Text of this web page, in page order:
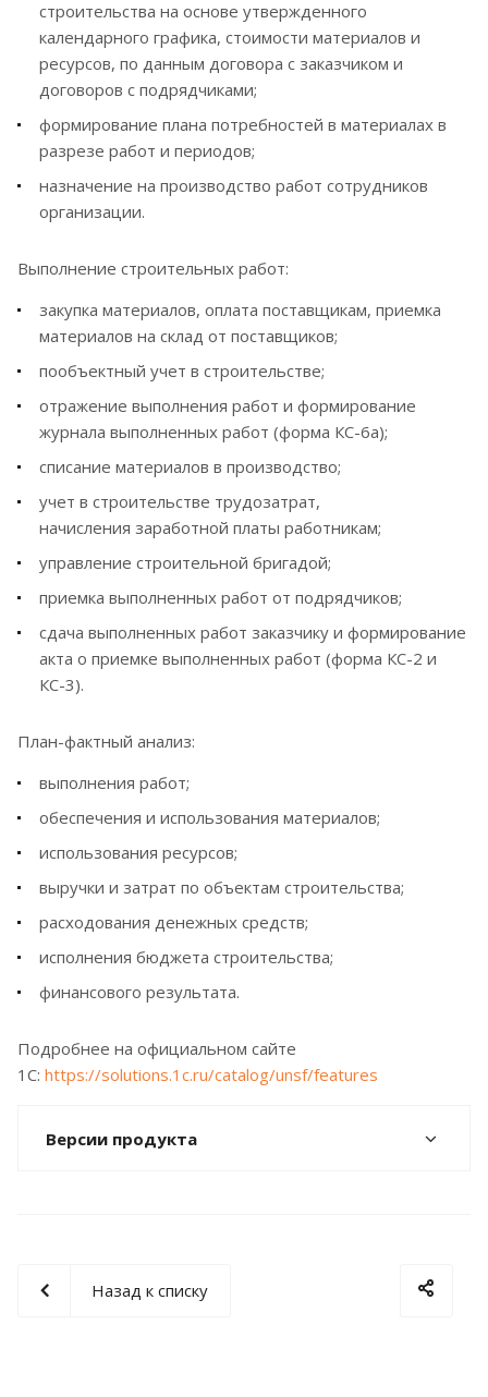
строительства на основе утвержденного
календарного графика, стоимости материалов и
ресурсов, по данным договора с заказчиком и
договоров с подрядчиками;
формирование плана потребностей в материалах в
разрезе работ и периодов;
назначение на производство работ сотрудников
организации.
Выполнение строительных работ:
закупка материалов, оплата поставщикам, приемка
материалов на склад от поставщиков;
пообъектный учет в строительстве;
отражение выполнения работ и формирование
журнала выполненных работ (форма КС-6а);
списание материалов в производство;
учет в строительстве трудозатрат,
начисления заработной платы работникам;
управление строительной бригадой;
приемка выполненных работ от подрядчиков;
сдача выполненных работ заказчику и формирование
акта о приемке выполненных работ (форма КС-2 и
КС-3).
План-фактный анализ:
выполнения работ;
обеспечения и использования материалов;
использования ресурсов;
выручки и затрат по объектам строительства;
расходования денежных средств;
исполнения бюджета строительства;
финансового результата.
Подробнее на официальном сайте
1С: https://solutions.1c.ru/catalog/unsf/features
Версии продукта
Назад к списку